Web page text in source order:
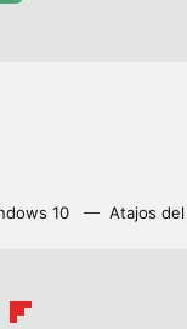
10 Atajos